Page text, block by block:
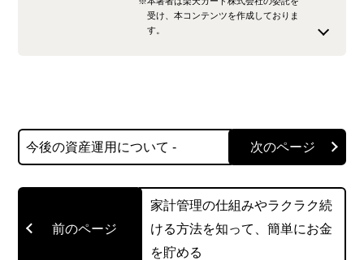
受け、本コンテンツを作成しておりま
す。
人・法人のお金に関する相談、北海道のテレビ番
講師なども務める。趣味はジャザサイズ。健康と
今後の資産運用について -
家計管理の仕組みやラクラク続
ける方法を知って、簡単にお金
を貯める